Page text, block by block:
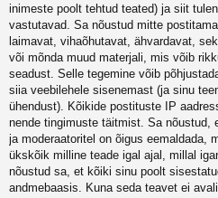
inimeste poolt tehtud teated) ja siit
vastutavad. Sa nõustud mitte
laimavat, vihaõhutavat, ähvardavat,
või mõnda muud materjali, mis võib
seadust. Selle tegemine võib
siia veebilehele sisenemast (ja sinu
ühendust). Kõikide postituste IP
nende tingimuste täitmist. Sa nõustud,
ja moderaatoritel on õigus eemaldada,
ükskõik milline teade igal ajal, millal
nõustud sa, et kõiki sinu poolt
andmebaasis. Kuna seda teavet ei